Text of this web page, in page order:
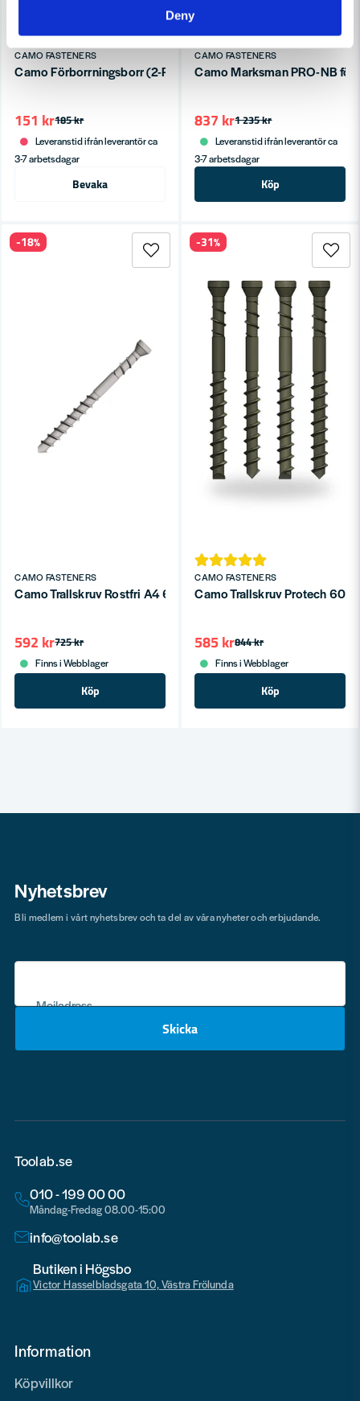
Deny
CAMO FASTENERS
Camo Förborrningsborr (2-P)
185 kr
151 kr
Leveranstid ifrån leverantör ca
3-7 arbetsdagar
Bevaka
CAMO FASTENERS
Camo Marksman PRO-NB
1 235 kr
837 kr
Leveranstid ifrån leverantör ca
3-7 arbetsdagar
Köp
CAMO FASTENERS
Camo Trallskruv Rostfri A4 60x4,2mm 200st
725 kr
592 kr
Finns i Webblager
Köp
-18%
CAMO FASTENERS
Camo Trallskruv Protech
844 kr
585 kr
Finns i Webblager
Köp
-31%
Nyhetsbrev
Mejladress
Skicka
Bli medlem i vårt nyhetsbrev och ta del av våra nyheter och erbjudande.
Toolab.se
010 - 199 00 00
Måndag-Fredag 08.00-15:00
info@toolab.se
Butiken i Högsbo
Victor Hasselbladsgata 10, Västra Frölunda
Information
Köpvillkor